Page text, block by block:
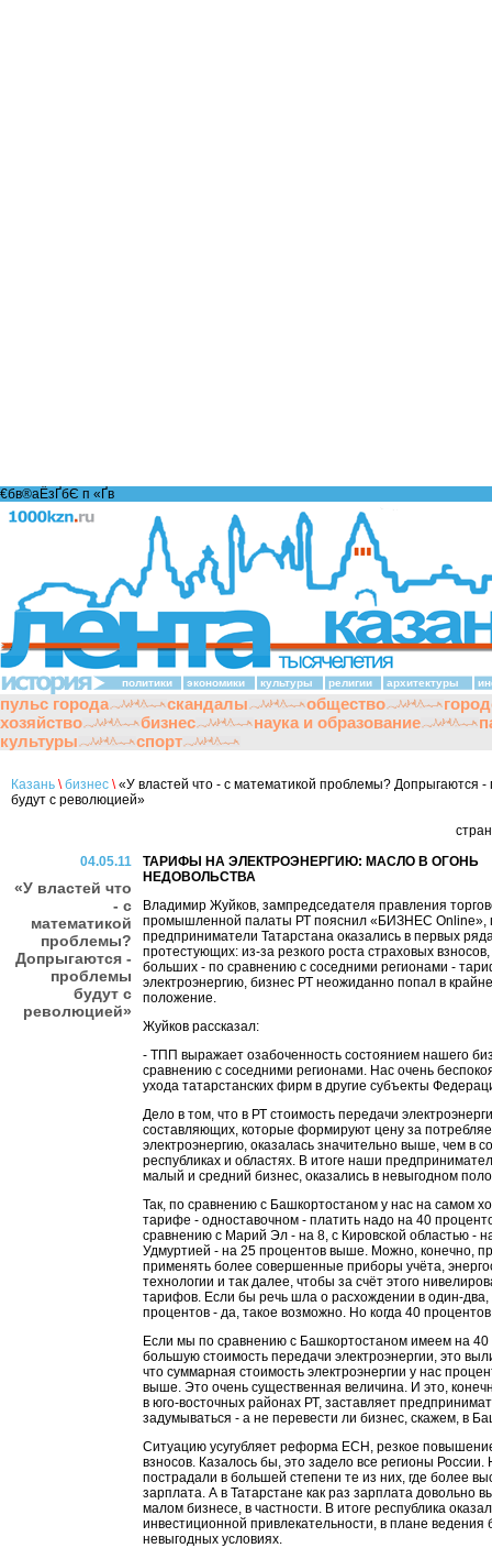
€бв®аЁзҐбЄ п «Ґ­в
политики экономики культуры религии архитектуры
пульс города скандалы общество
хозяйство
бизнес наука и образование
культуры
спорт
Казань \ бизнес \«У властей что - с математикой проблемы? Допрыгаются
будут с революцией»
04.05.11
«У властей что
- с
математикой
проблемы?
Допрыгаются -
проблемы
будут с
революцией»
ТАРИФЫ НА ЭЛЕКТРОЭНЕРГИЮ: МАСЛО В ОГОНЬ
НЕДОВОЛЬСТВА
Владимир Жуйков, зампредседателя правления
промышленной палаты РТ пояснил «БИЗНЕС Online»,
предприниматели Татарстана оказались в первых
протестующих: из-за резкого роста страховых
больших - по сравнению с соседними регионами -
электроэнергию, бизнес РТ неожиданно попал в
положение.
Жуйков рассказал:
- ТПП выражает озабоченность состоянием нашего
сравнению с соседними регионами. Нас очень
ухода татарстанских фирм в другие субъекты
Дело в том, что в РТ стоимость передачи
составляющих, которые формируют цену за
электроэнергию, оказалась значительно выше, чем в
республиках и областях. В итоге наши
малый и средний бизнес, оказались в невыгодном
Так, по сравнению с Башкортостаном у нас на самом
тарифе - одноставочном - платить надо на 40
сравнению с Марий Эл - на 8, с Кировской областью -
Удмуртией - на 25 процентов выше. Можно, конечно,
применять более совершенные приборы учёта,
технологии и так далее, чтобы за счёт этого
тарифов. Если бы речь шла о расхождении в один-два,
процентов - да, такое возможно. Но когда 40
Если мы по сравнению с Башкортостаном имеем на 40
большую стоимость передачи электроэнергии, это
что суммарная стоимость электроэнергии у нас
выше. Это очень существенная величина. И это,
в юго-восточных районах РТ, заставляет
задумываться - а не перевести ли бизнес, скажем, в
Ситуацию усугубляет реформа ЕСН, резкое
взносов. Казалось бы, это задело все регионы России.
пострадали в большей степени те из них, где более
зарплата. А в Татарстане как раз зарплата довольно
малом бизнесе, в частности. В итоге республика
инвестиционной привлекательности, в плане ведения
невыгодных условиях.